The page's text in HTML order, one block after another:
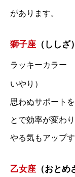
があります。
獅子座 （しし
ラッキーカラー
いやり）
思わぬサポート
とで効率が変わ
やる気もアップす
乙女座 （おと